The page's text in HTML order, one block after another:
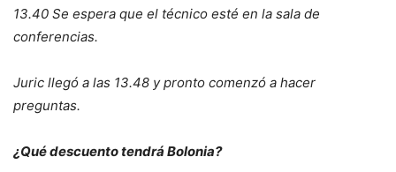
13.40 Se espera que el técnico esté en la sala de
conferencias.
Juric llegó a las 13.48 y pronto comenzó a hacer
preguntas.
¿Qué descuento tendrá Bolonia?